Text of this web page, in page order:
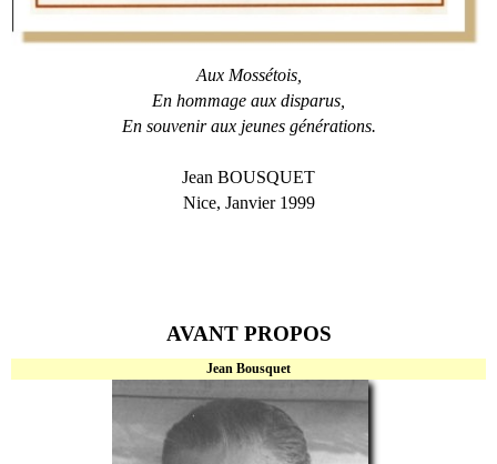
Aux Mossétois,
En hommage aux disparus,
En souvenir aux jeunes générations.
Jean BOUSQUET
Nice, Janvier 1999
AVANT PROPOS
Jean Bousquet